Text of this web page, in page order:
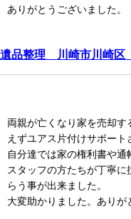
ありがとうございました。
遺品整理 川崎市川崎
両親が亡くなり家を売却
えずユアス片付けサポート
自分達では家の権利書や
スタッフの方たちが丁寧
らう事が出来ました。
大変助かりました。ありが